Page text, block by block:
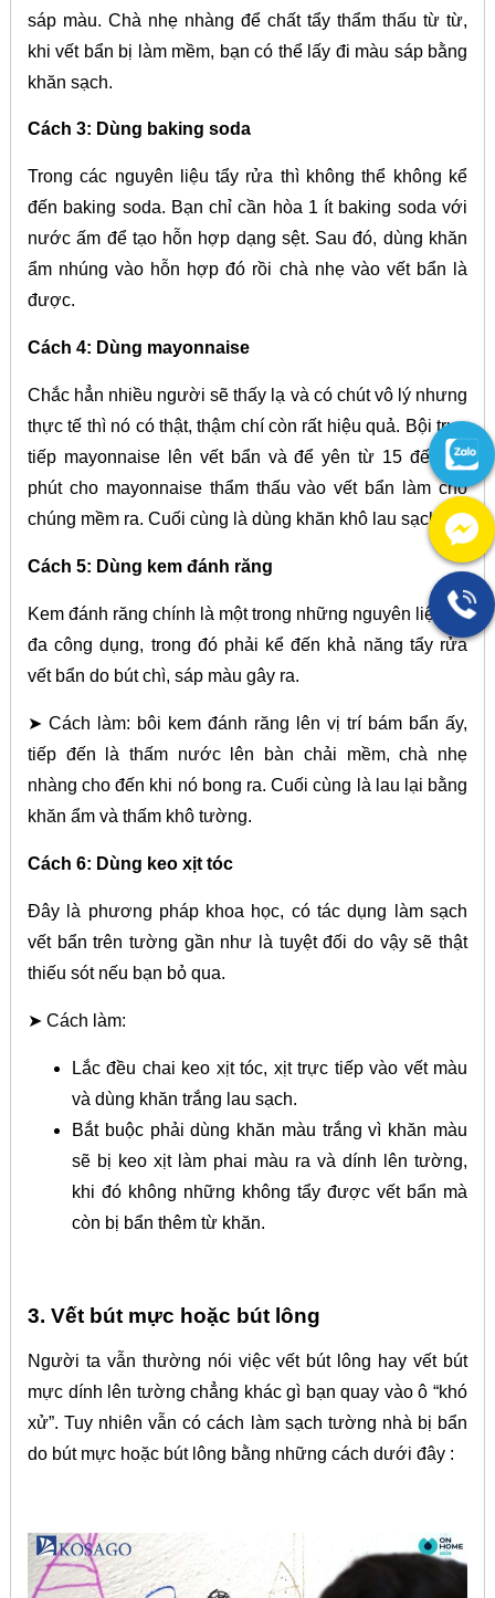
sáp màu. Chà nhẹ nhàng để chất tẩy thẩm thấu từ từ,
khi vết bẩn bị làm mềm, bạn có thể lấy đi màu sáp bằng
khăn sạch.
Cách 3: Dùng baking soda
Trong các nguyên liệu tẩy rửa thì không thể không kể
đến baking soda. Bạn chỉ cần hòa 1 ít baking soda với
nước ấm để tạo hỗn hợp dạng sệt. Sau đó, dùng khăn
ẩm nhúng vào hỗn hợp đó rồi chà nhẹ vào vết bẩn là
được.
Cách 4: Dùng mayonnaise
Chắc hẳn nhiều người sẽ thấy lạ và có chút vô lý nhưng
thực tế thì nó có thật, thậm chí còn rất hiệu quả. Bội trực
tiếp mayonnaise lên vết bẩn và để yên từ 15 đến 30
phút cho mayonnaise thẩm thấu vào vết bẩn làm cho
chúng mềm ra. Cuối cùng là dùng khăn khô lau sạch.
Cách 5: Dùng kem đánh răng
Kem đánh răng chính là một trong những nguyên liệu có
đa công dụng, trong đó phải kể đến khả năng tẩy rửa
vết bẩn do bút chì, sáp màu gây ra.
➤ Cách làm: bôi kem đánh răng lên vị trí bám bẩn ấy,
tiếp đến là thấm nước lên bàn chải mềm, chà nhẹ
nhàng cho đến khi nó bong ra. Cuối cùng là lau lại bằng
khăn ẩm và thấm khô tường.
Cách 6: Dùng keo xịt tóc
Đây là phương pháp khoa học, có tác dụng làm sạch
vết bẩn trên tường gần như là tuyệt đối do vậy sẽ thật
thiếu sót nếu bạn bỏ qua.
➤ Cách làm:
Lắc đều chai keo xịt tóc, xịt trực tiếp vào vết màu
và dùng khăn trắng lau sạch.
Bắt buộc phải dùng khăn màu trắng vì khăn màu
sẽ bị keo xịt làm phai màu ra và dính lên tường,
khi đó không những không tẩy được vết bẩn mà
còn bị bẩn thêm từ khăn.
3. Vết bút mực hoặc bút lông
Người ta vẫn thường nói việc vết bút lông hay vết bút
mực dính lên tường chẳng khác gì bạn quay vào ô “khó
xử”. Tuy nhiên vẫn có cách làm sạch tường nhà bị bẩn
do bút mực hoặc bút lông bằng những cách dưới đây :